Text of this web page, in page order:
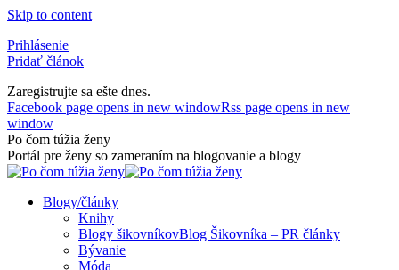
Skip to content
Prihlásenie
Pridať článok
Zaregistrujte sa ešte dnes.
Facebook page opens in new windowRss page opens in new
window
Po čom túžia ženy
Portál pre ženy so zameraním na blogovanie a blogy
Blogy/články
Knihy
Blogy šikovníkovBlog Šikovníka – PR články
Bývanie
Móda